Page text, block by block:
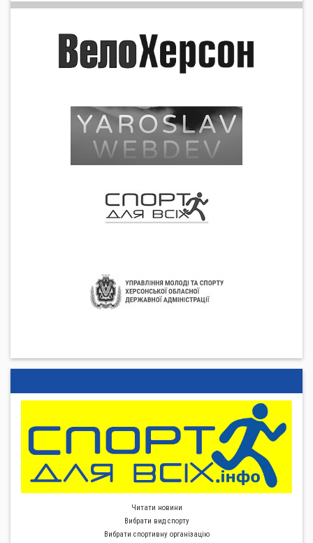
Читати новини
Вибрати вид спорту
Вибрати спортивну органiзацiю